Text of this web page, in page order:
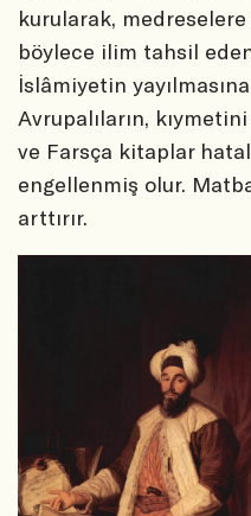
kurularak,
böylece ilim tahsil
İslâmiyetin
Avrupalıların,
ve Farsça kitaplar
engellenmiş olur.
arttırır.